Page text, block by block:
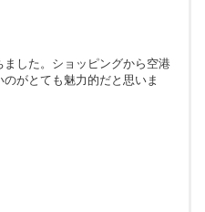
した。ショッピングから空港
がとても魅力的だと思いま